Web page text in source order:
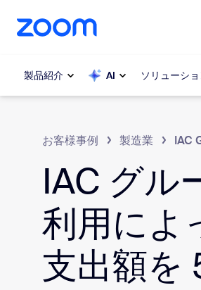
テンツへスキップ
ャットへスキップ
製品紹介 AI ソリューシ
Zoom Workplace
Zoomビジネスサービス
Zoom CX
Zoom AI
お客様事例 製造業 IAC
IAC グル
利用によ
支出額を